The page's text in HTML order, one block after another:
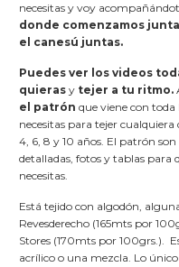
necesitas y voy
donde comenzamos
el canesú juntas.
Puedes ver los videos
quierasy tejer a tu ritmo.
el patrón que viene con
necesitas para tejer cualquiera
4, 6, 8 y 10 años. El patrón
detalladas, fotos y tablas para
necesitas.
Está tejido con algodón,
Revesderecho (165mts por
Stores (170mts por 100grs.).
acrílico o una mezcla. Lo